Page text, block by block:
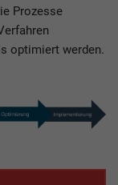
Prozesse
optimiert werden.